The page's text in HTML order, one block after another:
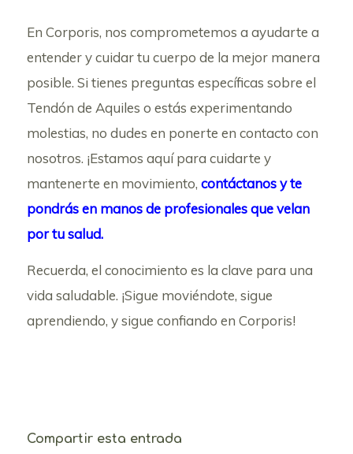
En Corporis, nos comprometemos a ayudarte a
entender y cuidar tu cuerpo de la mejor manera
posible. Si tienes preguntas específicas sobre el
Tendón de Aquiles o estás experimentando
molestias, no dudes en ponerte en contacto con
nosotros. ¡Estamos aquí para cuidarte y
mantenerte en movimiento, contáctanos y te
pondrás en manos de profesionales que velan
por tu salud.
Recuerda, el conocimiento es la clave para una
vida saludable. ¡Sigue moviéndote, sigue
aprendiendo, y sigue confiando en Corporis!
Compartir esta entrada